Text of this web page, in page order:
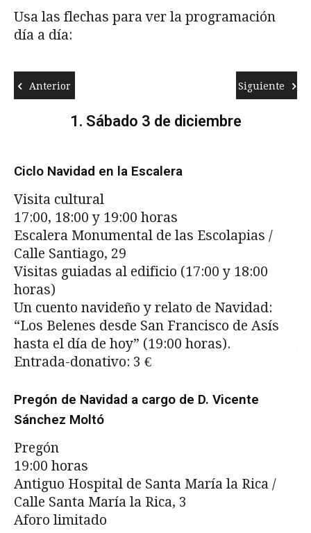
Usa las flechas para ver la programación
día a día:
Anterior Siguiente
1. Sábado 3 de diciembre
Ciclo Navidad en la Escalera
Visita cultural
17:00, 18:00 y 19:00 horas
Escalera Monumental de las Escolapias /
Calle Santiago, 29
Visitas guiadas al edificio (17:00 y 18:00
horas)
Un cuento navideño y relato de Navidad:
“Los Belenes desde San Francisco de Asís
hasta el día de hoy” (19:00 horas).
Entrada-donativo: 3 €
Pregón de Navidad a cargo de D. Vicente
Sánchez Moltó
Pregón
19:00 horas
Antiguo Hospital de Santa María la Rica /
Calle Santa María la Rica, 3
Aforo limitado